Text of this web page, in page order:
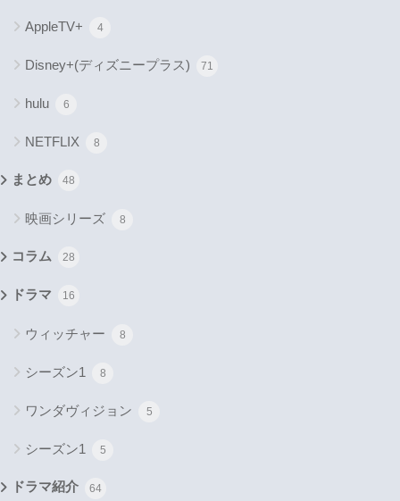
AppleTV+ 4
Disney+(ディズニープラス) 71
hulu 6
NETFLIX 8
まとめ 48
映画シリーズ 8
コラム 28
ドラマ 16
ウィッチャー 8
シーズン1 8
ワンダヴィジョン 5
シーズン1 5
ドラマ紹介 64